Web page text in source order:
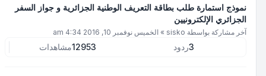
نموذج استمارة طلب بطاقة التعريف الوطنية الجزائرية و جواز السفر
الجزائري الإلكترونيين
آخر مشاركة بواسطةsisko
»الخميس نوفمبر 10, 2016 4:34 am
ردود 12953مشاهدات